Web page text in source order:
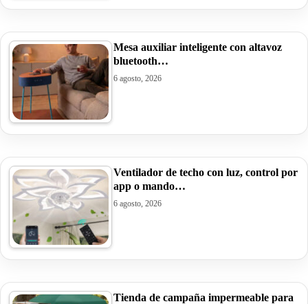
Mesa auxiliar inteligente con altavoz
bluetooth…
6 agosto, 2026
Ventilador de techo con luz, control por
app o mando…
6 agosto, 2026
Tienda de campaña impermeable para